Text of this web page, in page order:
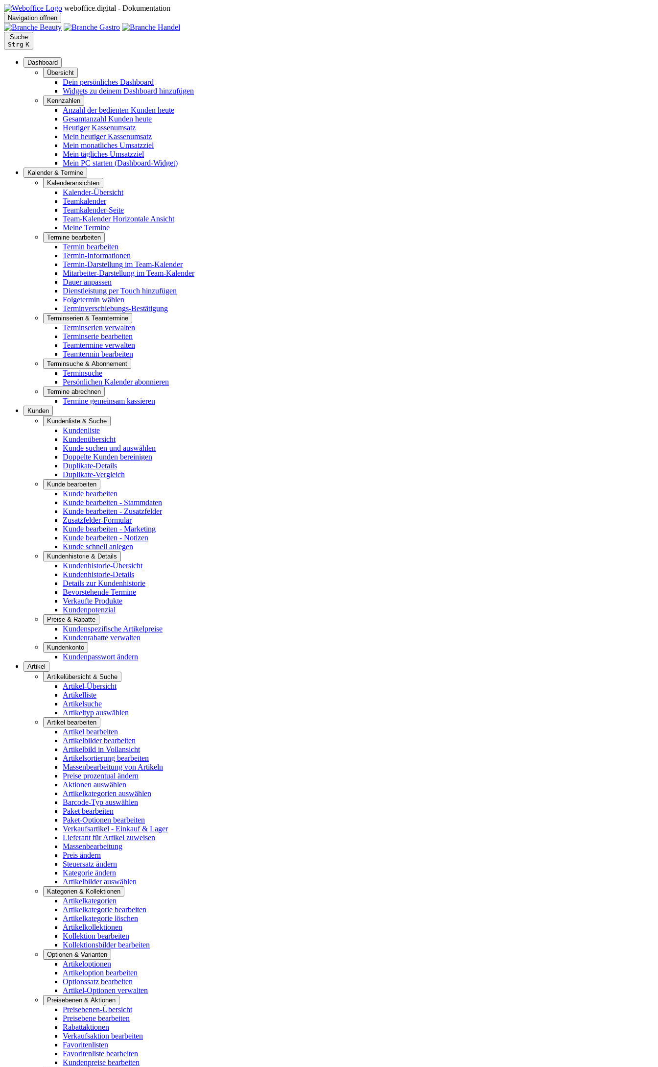
weboffice.digital - Dokumentation
Navigation öffnen
Suche
Strg K
Dashboard
Übersicht
Dein persönliches Dashboard
Widgets zu deinem Dashboard hinzufügen
Kennzahlen
Anzahl der bedienten Kunden heute
Gesamtanzahl Kunden heute
Heutiger Kassenumsatz
Mein heutiger Kassenumsatz
Mein monatliches Umsatzziel
Mein tägliches Umsatzziel
Mein PC starten (Dashboard-Widget)
Kalender & Termine
Kalenderansichten
Kalender-Übersicht
Teamkalender
Teamkalender-Seite
Team-Kalender Horizontale Ansicht
Meine Termine
Termine bearbeiten
Termin bearbeiten
Termin-Informationen
Termin-Darstellung im Team-Kalender
Mitarbeiter-Darstellung im Team-Kalender
Dauer anpassen
Dienstleistung per Touch hinzufügen
Folgetermin wählen
Terminverschiebungs-Bestätigung
Terminserien & Teamtermine
Terminserien verwalten
Terminserie bearbeiten
Teamtermine verwalten
Teamtermin bearbeiten
Terminsuche & Abonnement
Terminsuche
Persönlichen Kalender abonnieren
Termine abrechnen
Termine gemeinsam kassieren
Kunden
Kundenliste & Suche
Kundenliste
Kundenübersicht
Kunde suchen und auswählen
Doppelte Kunden bereinigen
Duplikate-Details
Duplikate-Vergleich
Kunde bearbeiten
Kunde bearbeiten
Kunde bearbeiten - Stammdaten
Kunde bearbeiten - Zusatzfelder
Zusatzfelder-Formular
Kunde bearbeiten - Marketing
Kunde bearbeiten - Notizen
Kunde schnell anlegen
Kundenhistorie & Details
Kundenhistorie-Übersicht
Kundenhistorie-Details
Details zur Kundenhistorie
Bevorstehende Termine
Verkaufte Produkte
Kundenpotenzial
Preise & Rabatte
Kundenspezifische Artikelpreise
Kundenrabatte verwalten
Kundenkonto
Kundenpasswort ändern
Artikel
Artikelübersicht & Suche
Artikel-Übersicht
Artikelliste
Artikelsuche
Artikeltyp auswählen
Artikel bearbeiten
Artikel bearbeiten
Artikelbilder bearbeiten
Artikelbild in Vollansicht
Artikelsortierung bearbeiten
Massenbearbeitung von Artikeln
Preise prozentual ändern
Aktionen auswählen
Artikelkategorien auswählen
Barcode-Typ auswählen
Paket bearbeiten
Paket-Optionen bearbeiten
Verkaufsartikel - Einkauf & Lager
Lieferant für Artikel zuweisen
Massenbearbeitung
Preis ändern
Steuersatz ändern
Kategorie ändern
Artikelbilder auswählen
Kategorien & Kollektionen
Artikelkategorien
Artikelkategorie bearbeiten
Artikelkategorie löschen
Artikelkollektionen
Kollektion bearbeiten
Kollektionsbilder bearbeiten
Optionen & Varianten
Artikeloptionen
Artikeloption bearbeiten
Optionssatz bearbeiten
Artikel-Optionen verwalten
Preisebenen & Aktionen
Preisebenen-Übersicht
Preisebene bearbeiten
Rabattaktionen
Verkaufsaktion bearbeiten
Favoritenlisten
Favoritenliste bearbeiten
Kundenpreise bearbeiten